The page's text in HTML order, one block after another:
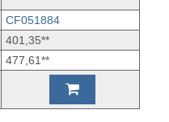
CF051884
401,35**
477,61**